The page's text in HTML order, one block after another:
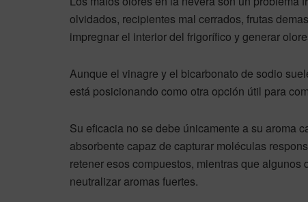
olvidados, recipientes mal cerrados, frutas
impregnar el interior del frigorífico y generar
Aunque el vinagre y el bicarbonato de sodio
está posicionando como otra opción útil para
Su eficacia no se debe únicamente a su aroma
absorbente capaz de capturar moléculas
retener esos compuestos, mientras que
neutralizar aromas fuertes.